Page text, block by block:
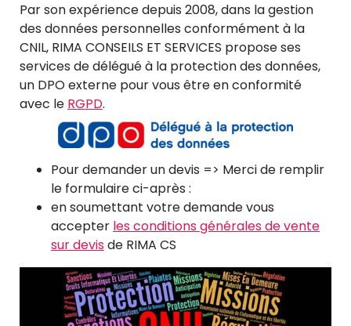
Par son expérience depuis 2008, dans la gestion
des données personnelles conformément à la
CNIL, RIMA CONSEILS ET SERVICES propose ses
services de délégué à la protection des données,
un DPO externe pour vous être en conformité
avec le RGPD.
Pour demander un devis => Merci de remplir
le formulaire ci-après :
en soumettant votre demande vous
accepter les conditions générales de vente
sur devisde RIMA CS